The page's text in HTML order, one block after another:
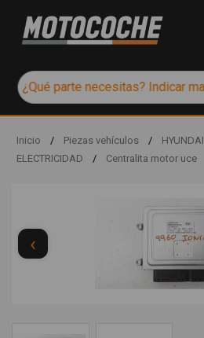
Inicio / Piezas vehículos / HYUNDAI
ELECTRICIDAD
/ Centralita motor uce
‹